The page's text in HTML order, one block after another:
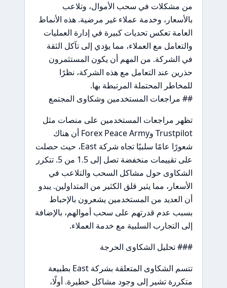
من مشكلات في سحب الأموال، وتلاعب
بالأسعار، وخدمة عملاء غير مرضية. هذه الأنماط
العامة تعكس تحديات كبيرة في إدارة العمليات
والتعامل مع العملاء، مما يؤدي إلى تآكل الثقة
في الشركة. من المهم أن يكون المستثمرون
حذرين عند التعامل مع هذه الشركة، نظرًا
للمخاطر المحتملة المرتبطة بها.
## مراجعات المستخدمين وشكاوى المجتمع
تظهر مراجعات المستخدمين على منصات مثل
Trustpilot وForex Peace Army أن هناك
شعورًا عامًا سلبيًا تجاه شركة East، حيث حصلت
على تقييمات منخفضة تصل إلى 1.5 من 5. تتكرر
الشكاوى حول مشاكل السحب والتلاعب في
الأسعار، مما يثير قلق الكثير من المتداولين. يبدو
أن العديد من المستخدمين يشعرون بالإحباط
بسبب عدم قدرتهم على سحب أموالهم، بالإضافة
إلى التجارب السلبية مع خدمة العملاء.
### تحليل الشكاوى الحرجة
تتسم الشكاوى المتعلقة بشركة East بطبيعة
متكررة تشير إلى وجود مشاكل خطيرة. أولًا،